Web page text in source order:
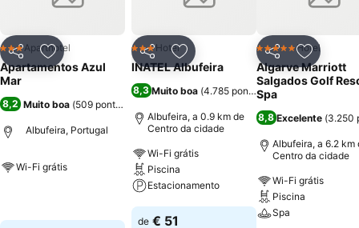
pode contar com uma sala de bagagens, onde pode guardar os
ainda disponível um terraço, onde pode apanhar banhos de sol.
PartilharAdicionar aos favoritos
3 EstrelasAparthotel
Apartamentos Azul
Mar
8,2 Muito boa (509 pontuações
Albufeira, Portugal
Wi-Fi grátis
PartilharAdicionar aos favoritos
3 Estrelas
Hotel
INATEL Albufeira
8,3Muito boa (4.785 pontuações
Albufeira, a 0.9 km de
Centro da cidade
Wi-Fi grátis
Piscina
Estacionamento
Ver preços
de € 51
Partilhar
5 EstrelasHotel
Algarve Marriott
Salgados Golf
Spa
8,8Excelente (3.250
Albufeira, a 6.2 km
Centro da cidade
Wi-Fi grátis
Piscina
Spa